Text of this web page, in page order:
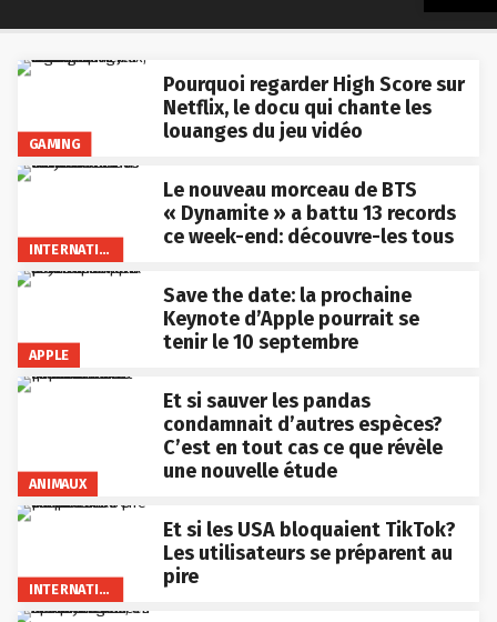
GAMING
Pourquoi regarder High Score sur
Netflix, le docu qui chante les
louanges du jeu vidéo
INTERNATIONAL
Le nouveau morceau de BTS
« Dynamite » a battu 13 records
ce week-end: découvre-les tous
APPLE
Save the date: la prochaine
Keynote d’Apple pourrait se
tenir le 10 septembre
ANIMAUX
Et si sauver les pandas
condamnait d’autres espèces?
C’est en tout cas ce que révèle
une nouvelle étude
INTERNATIONAL
Et si les USA bloquaient TikTok?
Les utilisateurs se préparent au
pire